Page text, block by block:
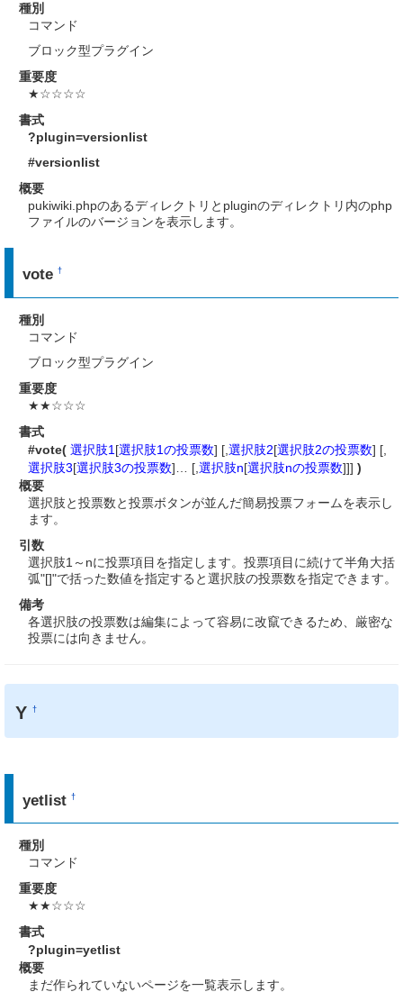
種別
コマンド
ブロック型プラグイン
重要度
★☆☆☆☆
書式
?plugin=versionlist
#versionlist
概要
pukiwiki.phpのあるディレクトリとpluginのディレクトリ内のphp
ファイルのバージョンを表示します。
vote†
種別
コマンド
ブロック型プラグイン
重要度
★★☆☆☆
書式
#vote( 選択肢1 [選択肢1の投票数] [, 選択肢2[選択肢2の投票数] [,
選択肢3[選択肢3の投票数]… [, 選択肢n[選択肢nの投票数]]] )
概要
選択肢と投票数と投票ボタンが並んだ簡易投票フォームを表示し
ます。
引数
選択肢1～nに投票項目を指定します。投票項目に続けて半角大括
弧"[]"で括った数値を指定すると選択肢の投票数を指定できます。
備考
各選択肢の投票数は編集によって容易に改竄できるため、厳密な
投票には向きません。
Y†
yetlist†
種別
コマンド
重要度
★★☆☆☆
書式
?plugin=yetlist
概要
まだ作られていないページを一覧表示します。